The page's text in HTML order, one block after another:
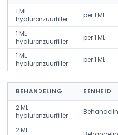
1 ML
hyaluronzuurfiller
per 1 ML
1 ML
hyaluronzuurfiller
per 1 ML
1 ML
hyaluronzuurfiller
per 1 ML
BEHANDELING EENHEID
2 ML
hyaluronzuurfiller
2 ML